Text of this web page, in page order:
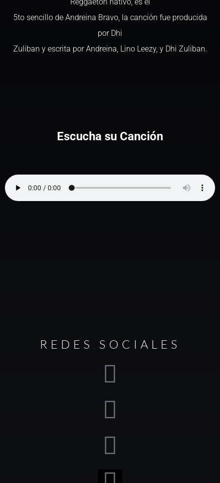
5to sencillo de Andreina Bravo, la canción fue producida
por Dhi
Zuliban y escrita por Andreina, Lino Leezy, y Dhi Zuliban.
Escucha su Canción
REDES SOCIALES